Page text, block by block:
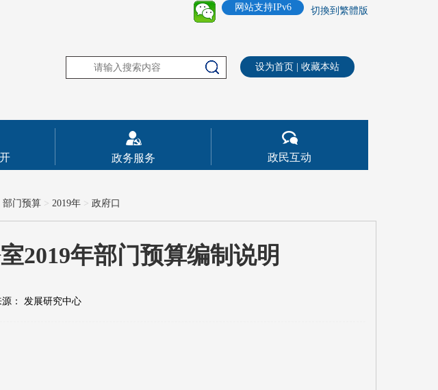
切換到繁體版
网站支持IPv6
设为首页 收藏本站
政务服务 政民互动
部门预算 > 2019年 > 政府口
2019年部门预算编制说明
： 发展研究中心